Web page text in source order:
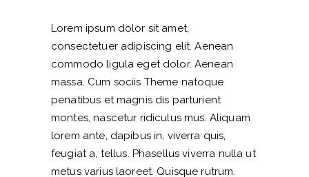
Lorem ipsum dolor sit amet,
consectetuer adipiscing elit. Aenean
commodo ligula eget dolor. Aenean
massa. Cum sociis Theme natoque
penatibus et magnis dis parturient
montes, nascetur ridiculus mus. Aliquam
lorem ante, dapibus in, viverra quis,
feugiat a, tellus. Phasellus viverra nulla ut
metus varius laoreet. Quisque rutrum.